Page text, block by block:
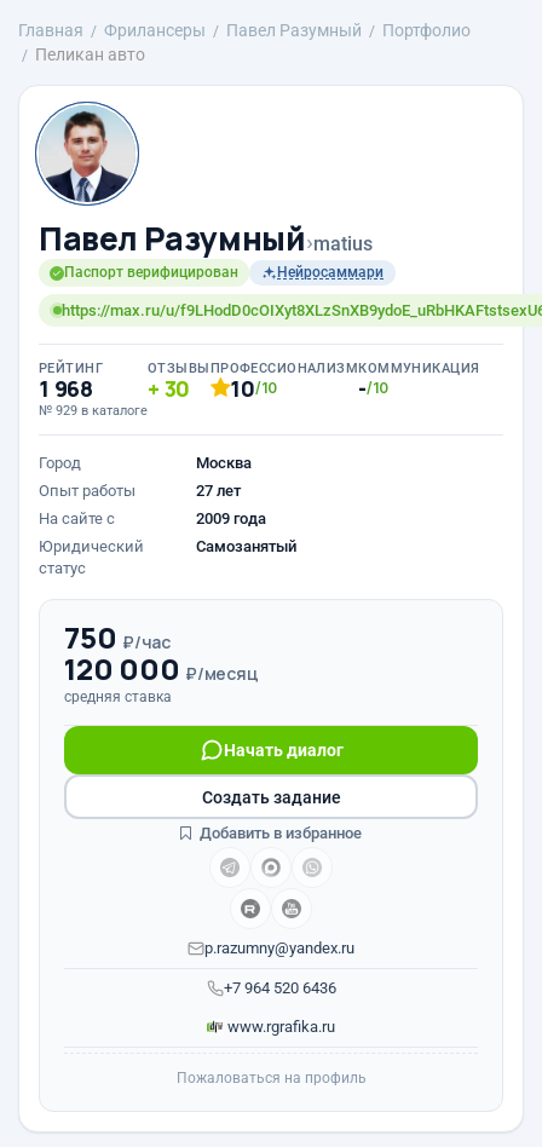
Главная Фрилансеры Павел Разумный
Портфолио
Пеликан авто
Павел Разумный›matius
Паспорт верифицирован Нейросаммари
https://max.ru/u/
РЕЙТИНГ
1 968
№ 929 в каталоге
ОТЗЫВЫ
30
ПРОФЕССИОНАЛИЗМ
10/10
КОММУНИКАЦИЯ
-/10
Город
Москва
Опыт работы
27 лет
На сайте с
2009 года
Юридический
статус
Самозанятый
750 ₽/час
120 000 ₽/месяц
средняя ставка
+7 964 520 6436
Начать диалог
p.razumny@yandex.ru
www.rgrafika.ru
Создать задание
Добавить в избранное
Пожаловаться на профиль